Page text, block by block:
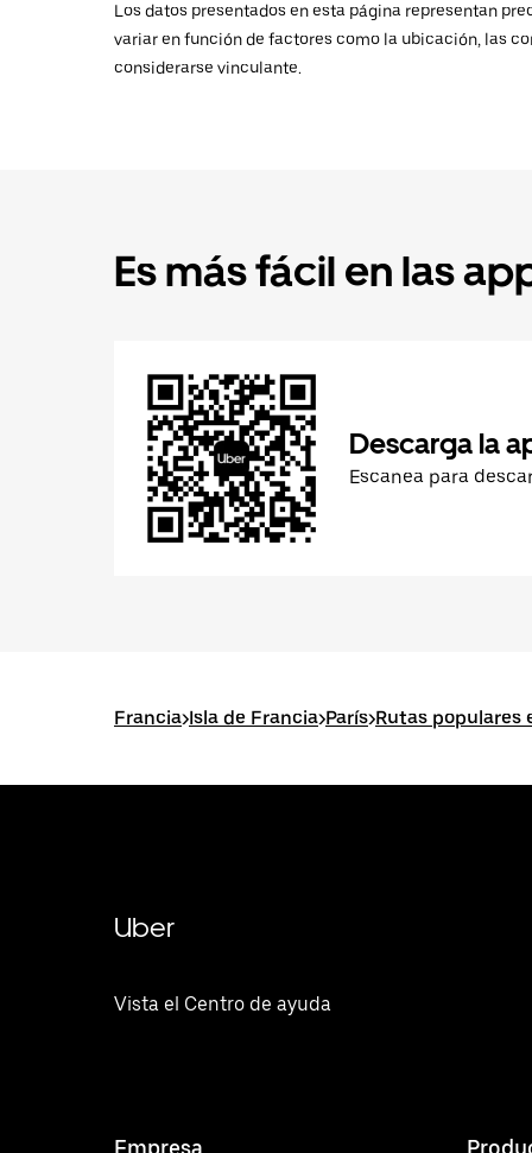
Los datos presentados en esta página representan
variar en función de factores como la ubicación, las
considerarse vinculante.
Es más fácil en las
Descarga la
Escanea para
Francia>Isla de Francia>París>Rutas populares
Uber
Vista el Centro de ayuda
Empresa